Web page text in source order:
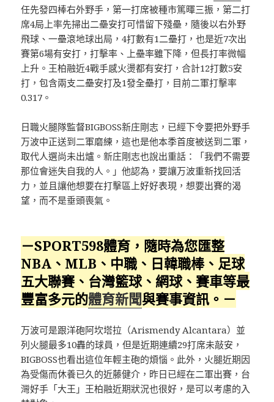
任先發四棒右外野手，第一打席被種市篤暉三振，第二打
席4局上率先掃出二壘安打可惜留下殘壘，隨後以右外野
飛球、一壘滾地球出局，4打數有1二壘打，也是近7次出
賽第6場有安打，打擊率、上壘率雖下降，但長打率微幅
上升。王柏融近4戰手感火燙都有安打，合計12打數5安
打，包含兩支二壘安打及1發全壘打，目前二軍打擊率
0.317。
日職火腿隊監督BIGBOSS新庄剛志，已經下令要把外野手
万波中正送到二軍磨練，這也是他本季首度被送到二軍，
取代人選尚未出爐。新庄剛志也說出重話：「我們不需要
那位會迷失自我的人。」他認為，要讓万波重新找回活
力，並且讓他想要在打擊區上好好表現，想要出賽的渴
望，而不是垂頭喪氣。
－SPORT598體育，隨時為您匯整
NBA、MLB、中職、日韓職棒、足球
五大聯賽、台灣籃球、網球、賽車等最
豐富多元的體育新聞與賽事資訊。－
万波可是跟洋砲阿坎塔拉（Arismendy Alcantara）並
列火腿最多10轟的球員，但是近期連續29打席未敲安，
BIGBOSS也看出這位年輕主砲的煩惱。此外，火腿近期因
為受傷而休養已久的近藤健介，昨日已經在二軍出賽，台
灣好手「大王」王柏融近期狀況也很好，是可以考慮的入